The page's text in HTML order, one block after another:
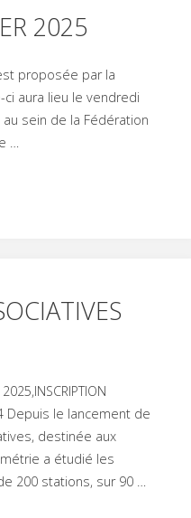
2025
proposée par la
ci aura lieu le vendredi
au sein de la Fédération
…
Depuis le lancement de
destinée aux
a étudié les
200 stations, sur 90 …